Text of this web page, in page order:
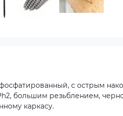
с острым
большим резьблением,
каркасу.